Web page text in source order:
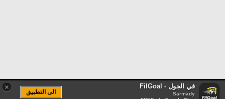
× في الجول - FilGoal
Sarmady
الى التطبيق